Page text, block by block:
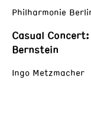
Philharmonie
Casual
Bernstein
Ingo